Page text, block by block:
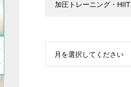
加圧トレーニング・HIIT
月を選択してください